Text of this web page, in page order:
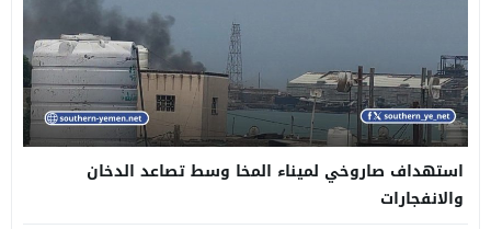
استهداف صاروخي لميناء المخا وسط تصاعد الدخان
والانفجارات